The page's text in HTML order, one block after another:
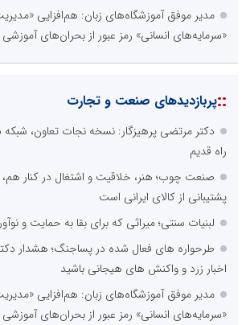
مدیر موفق آموزشگاه‌های زبان: هم‌افزایی
«سرمایه‌های انسانی» رمز عبور از بحران‌های
::پربازدیدهای صنعت و تجارت
دکتر مرتضی پرهیزگار: نسخه نجات تعاون، شبکه
راه قدیم
صنعت چوب؛ هنر، خلاقیت و اشتغال در کنار هم،
پشتیبانی از کالای ایرانی است
لبنیات سنتی؛ میراثی که برای بقا به حمایت و
طرحواره های فعال شده در پساجنگ؛ هشدار
اخبار زرد و واکنش های هیجانی باشید
مدیر موفق آموزشگاه‌های زبان: هم‌افزایی
«سرمایه‌های انسانی» رمز عبور از بحران‌های